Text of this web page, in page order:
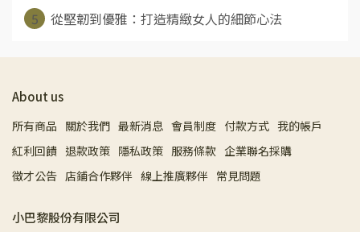
5
從堅韌到優雅：打造精緻女人的細節心法
About us
所有商品 關於我們 最新消息 會員制度 付款方式 我的帳戶
紅利回饋 退款政策 隱私政策 服務條款 企業聯名採購
徵才公告 店鋪合作夥伴 線上推廣夥伴 常見問題
小巴黎股份有限公司